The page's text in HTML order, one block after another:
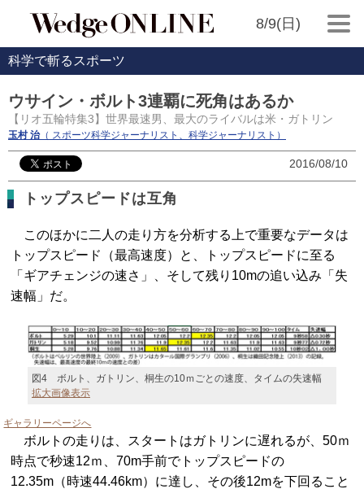
8/9(日)
科学で斬るスポーツ
ウサイン・ボルト3連覇に死角はあるか
【リオ五輪特集3】世界最速男、最大のライバルは米・ガトリン
玉村 治（ スポーツ科学ジャーナリスト、科学ジャーナリスト）
2016/08/10
トップスピードは互角
このほかに二人の走り方を分析する上で重要なデータは
トップスピード（最高速度）と、トップスピードに至る
「ギアチェンジの速さ」、そして残り10mの追い込み「失
速幅」だ。
図4 ボルト、ガトリン、桐生の10ｍごとの速度、タイムの失速幅
拡大画像表示
ギャラリーページへ
ボルトの走りは、スタートはガトリンに遅れるが、50ｍ
時点で秒速12ｍ、70m手前でトップスピードの
12.35m（時速44.46km）に達し、その後12mを下回ること